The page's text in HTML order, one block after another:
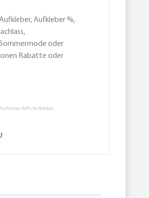
Aufkleber %,
oder
Rabatte oder
80% Aufkleber,